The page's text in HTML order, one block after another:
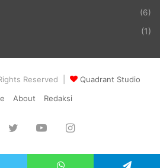
(6)
(1)
Reserved |
Quadrant Studio
About Redaksi
Twitter YouTubeInstagram